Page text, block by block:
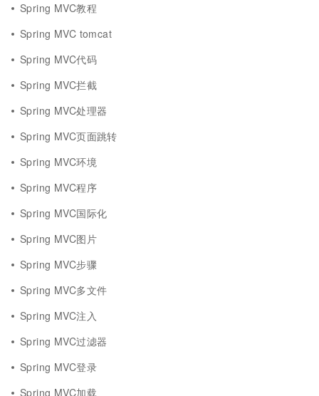
Spring MVC教程
Spring MVC tomcat
Spring MVC代码
Spring MVC拦截
Spring MVC处理器
Spring MVC页面跳转
Spring MVC环境
Spring MVC程序
Spring MVC国际化
Spring MVC图片
Spring MVC步骤
Spring MVC多文件
Spring MVC注入
Spring MVC过滤器
Spring MVC登录
Spring MVC加载